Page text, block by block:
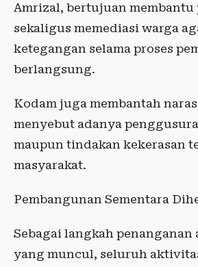
Amrizal, bertujuan membantu
sekaligus memediasi warga
ketegangan selama proses
berlangsung.
Kodam juga membantah
menyebut adanya
maupun tindakan kekerasan
masyarakat.
Pembangunan Sementara
Sebagai langkah penanganan
yang muncul, seluruh